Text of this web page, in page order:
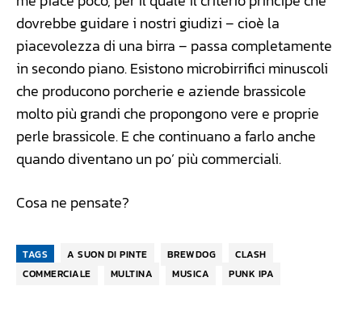
dovrebbe guidare i nostri giudizi – cioè la
piacevolezza di una birra – passa completamente
in secondo piano. Esistono microbirrifici minuscoli
che producono porcherie e aziende brassicole
molto più grandi che propongono vere e proprie
perle brassicole. E che continuano a farlo anche
quando diventano un po’ più commerciali.
Cosa ne pensate?
TAGS A SUON DI PINTE BREWDOG
CLASH
COMMERCIALE
MULTINA MUSICA PUNK IPA